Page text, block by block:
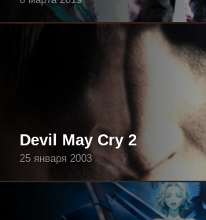
Devil May Cry 2
25 января 2003